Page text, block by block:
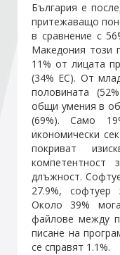
Членове
Стани член
България е
притежаващо
в сравнение с
Македония този
11% от лицата
(34% ЕС). От
половината
общи умения в
(69%). Само
икономически
покриват
длъжност.
27.9%, софтуер
Около 39%
файлове между
писане на
се справят 1.1%.